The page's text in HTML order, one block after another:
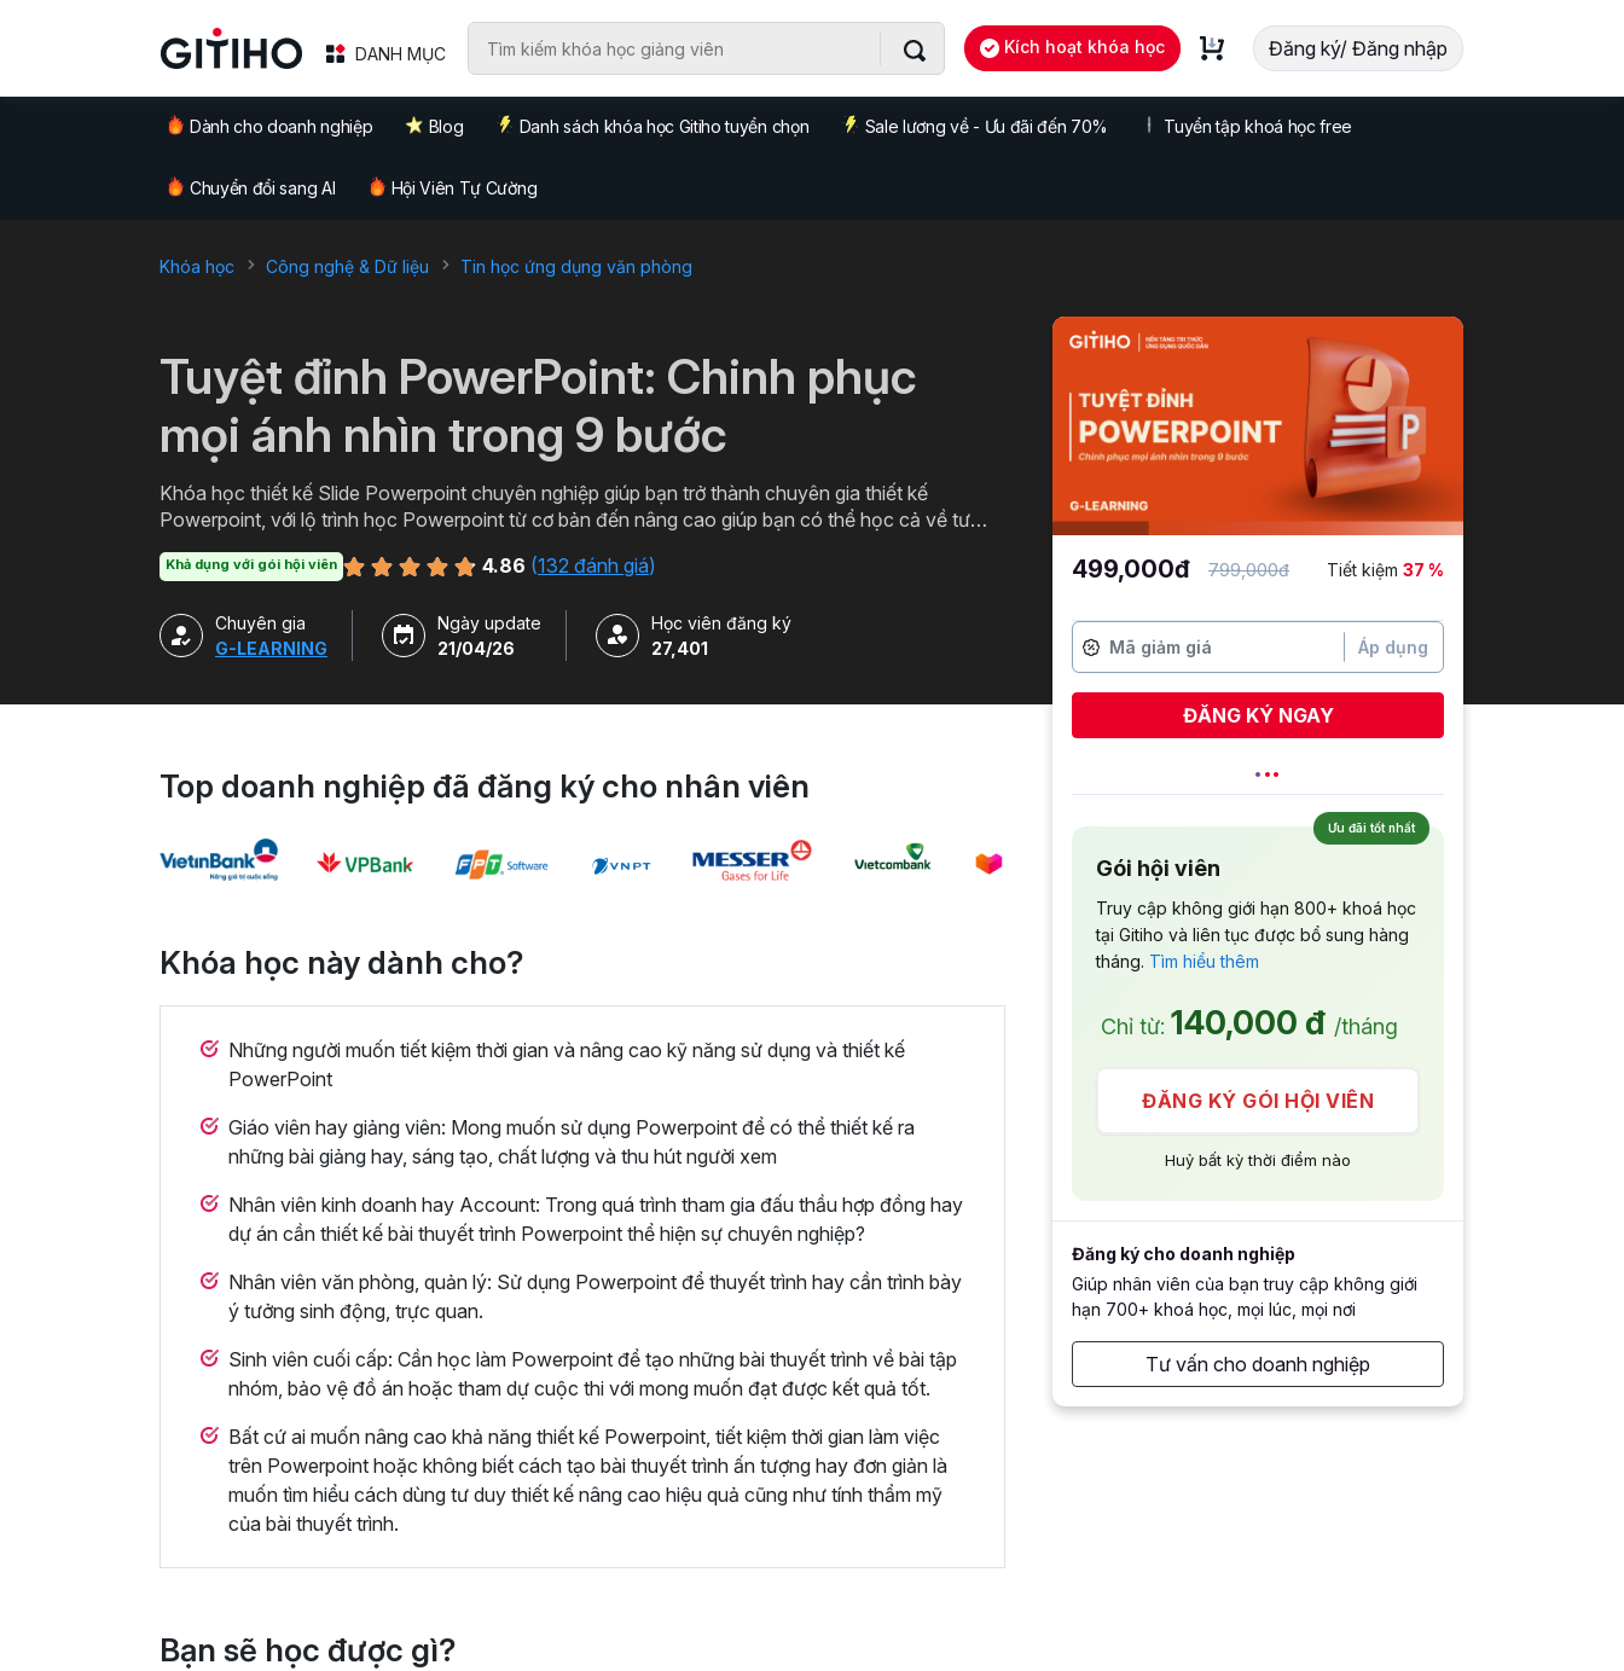
DANH MỤC Kích hoạt khóa học Đăng ký/ Đăng nhập
Dành cho doanh nghiệp Blog Danh sách khóa học Gitiho tuyển chọn Sale lương về - Ưu đãi đến 70% Tuyển tập khoá học free
Chuyển đổi sang AI Hội Viên Tự Cường
Khóa học Công nghệ & Dữ liệu Tin học ứng dụng văn phòng
Tuyệt đỉnh PowerPoint: Chinh phục
mọi ánh nhìn trong 9 bước
Khóa học thiết kế Slide Powerpoint chuyên nghiệp giúp bạn trở thành chuyên gia thiết kế
Powerpoint, với lộ trình học Powerpoint từ cơ bản đến nâng cao giúp bạn có thể học cả về tư
ở nhiều chủ đề và lĩnh vực khác nhau.
Khả dụng với gói hội viên 4.86 (132 đánh giá)
Chuyên gia
G-LEARNING
Ngày update
21/04/26
Học viên đăng ký
27,401
Top doanh nghiệp đã đăng ký cho nhân viên
Khóa học này dành cho?
Những người muốn tiết kiệm thời gian và nâng cao kỹ năng sử dụng và thiết kế
PowerPoint
Giáo viên hay giảng viên: Mong muốn sử dụng Powerpoint để có thể thiết kế ra
những bài giảng hay, sáng tạo, chất lượng và thu hút người xem
Nhân viên kinh doanh hay Account: Trong quá trình tham gia đấu thầu hợp đồng hay
dự án cần thiết kế bài thuyết trình Powerpoint thể hiện sự chuyên nghiệp?
Nhân viên văn phòng, quản lý: Sử dụng Powerpoint để thuyết trình hay cần trình bày
ý tưởng sinh động, trực quan.
Sinh viên cuối cấp: Cần học làm Powerpoint để tạo những bài thuyết trình về bài tập
nhóm, bảo vệ đồ án hoặc tham dự cuộc thi với mong muốn đạt được kết quả tốt.
Bất cứ ai muốn nâng cao khả năng thiết kế Powerpoint, tiết kiệm thời gian làm việc
trên Powerpoint hoặc không biết cách tạo bài thuyết trình ấn tượng hay đơn giản là
muốn tìm hiểu cách dùng tư duy thiết kế nâng cao hiệu quả cũng như tính thẩm mỹ
của bài thuyết trình.
Bạn sẽ học được gì?
499,000đ 799,000đ Tiết kiệm 37 %
Áp dụng
ĐĂNG KÝ NGAY
Ưu đãi tốt nhất
Gói hội viên
Truy cập không giới hạn 800+ khoá học
tại Gitiho và liên tục được bổ sung hàng
tháng. Tìm hiểu thêm
Chỉ từ: 140,000 đ /tháng
ĐĂNG KÝ GÓI HỘI VIÊN
Huỷ bất kỳ thời điểm nào
Đăng ký cho doanh nghiệp
Giúp nhân viên của bạn truy cập không giới
hạn 700+ khoá học, mọi lúc, mọi nơi
Tư vấn cho doanh nghiệp